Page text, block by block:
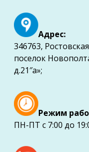
Адрес:
346763,
поселок
д.21″а»;
Режим
ПН-ПТ с 7:00 до